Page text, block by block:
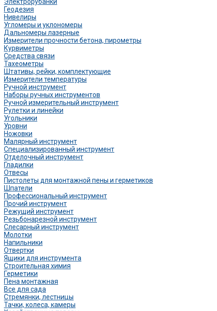
Геодезия
Нивелиры
Угломеры и уклономеры
Дальномеры лазерные
Измерители прочности бетона, пирометры
Курвиметры
Средства связи
Тахеометры
Штативы, рейки, комплектующие
Измерители температуры
Ручной инструмент
Наборы ручных инструментов
Ручной измерительный инструмент
Рулетки и линейки
Угольники
Уровни
Ножовки
Малярный инструмент
Специализированный инструмент
Отделочный инструмент
Гладилки
Отвесы
Пистолеты для монтажной пены и герметиков
Шпатели
Профессиональный инструмент
Прочий инструмент
Режущий инструмент
Резьбонарезной инструмент
Слесарный инструмент
Молотки
Напильники
Отвертки
Ящики для инструмента
Строительная химия
Герметики
Пена монтажная
Все для сада
Стремянки, лестницы
Тачки, колеса, камеры